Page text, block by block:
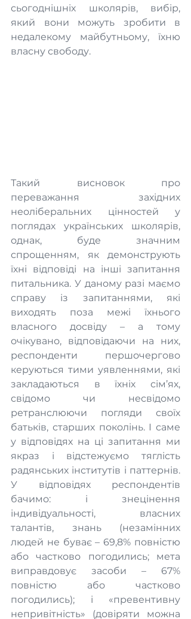
сьогоднішніх школярів, вибір,
який вони можуть зробити в
недалекому майбутньому, їхню
власну свободу.
Такий висновок про
переважання західних
неоліберальних цінностей у
поглядах українських школярів,
однак, буде значним
спрощенням, як демонструють
їхні відповіді на інші запитання
питальника. У даному разі маємо
справу із запитаннями, які
виходять поза межі їхнього
власного досвіду – а тому
очікувано, відповідаючи на них,
респонденти першочергово
керуються тими уявленнями, які
закладаються в їхніх сім’ях,
свідомо чи несвідомо
ретранслюючи погляди своїх
батьків, старших поколінь. І саме
у відповідях на ці запитання ми
якраз і відстежуємо тяглість
радянських інститутів і паттернів.
У відповідях респондентів
бачимо: і знецінення
індивідуальності, власних
талантів, знань (незамінних
людей не буває – 69,8% повністю
або частково погодились; мета
виправдовує засоби – 67%
повністю або частково
погодились); і «превентивну
непривітність» (довіряти можна